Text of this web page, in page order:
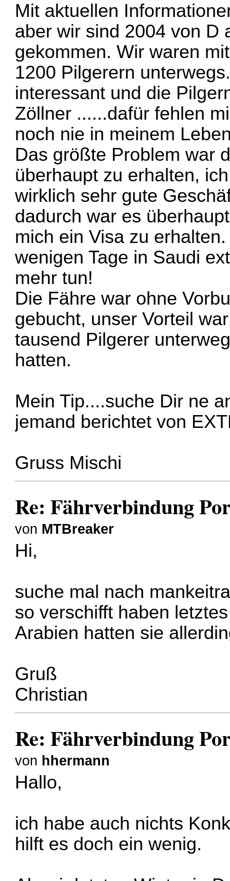
Mit aktuellen
aber wir sind 2004 von D
gekommen. Wir waren
1200 Pilgerern
interessant und die
Zöllner ......dafür fehlen
noch nie in meinem
Das größte Problem war
überhaupt zu erhalten,
wirklich sehr gute
dadurch war es
mich ein Visa zu
wenigen Tage in Saudi
mehr tun!
Die Fähre war ohne
gebucht, unser Vorteil
tausend Pilgerer
hatten.
Mein Tip....suche Dir ne
jemand berichtet von
Gruss Mischi
Re: Fährverbindung
von MTBreaker
Hi,
suche mal nach
so verschifft haben
Arabien hatten sie
Gruß
Christian
Re: Fährverbindung
von hhermann
Hallo,
ich habe auch nichts
hilft es doch ein wenig.